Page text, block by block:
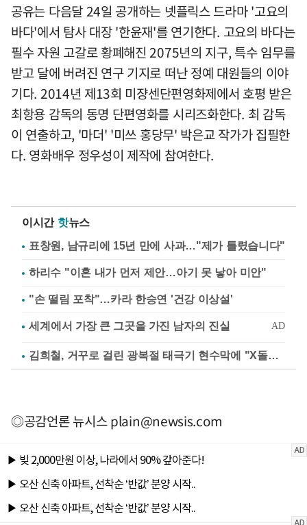
공유는 다음달 24일 공개하는 넷플릭스 드라마 '고요의
바다'에서 탐사 대장 '한윤재'를 연기한다. 고요의 바다는
필수 자원 고갈로 황폐해진 2075년의 지구, 특수 임무를
받고 달에 버려진 연구 기지로 떠난 정예 대원들의 이야
기다. 2014년 제13회 미쟝센단편영화제에서 호평 받은
최항용 감독의 동명 단편영화를 시리즈화한다. 최 감독
이 연출하고, '마더' '미쓰 홍당무' 박은교 작가가 집필한
다. 영화배우 정우성이 제작에 참여한다.
이시간 핫뉴스
표창원, 남규리에 15년 만에 사과…"제가 틀렸습니다"
하리수 "이혼 내가 먼저 제안…아기 못 낳아 미안"
"손 떨림 포착"…카라 한승연 '건강 이상설'
김희철, 거꾸로 걸린 광복절 태극기 현수막에 "X돌았네"
◎공감언론 뉴시스plain@newsis.com